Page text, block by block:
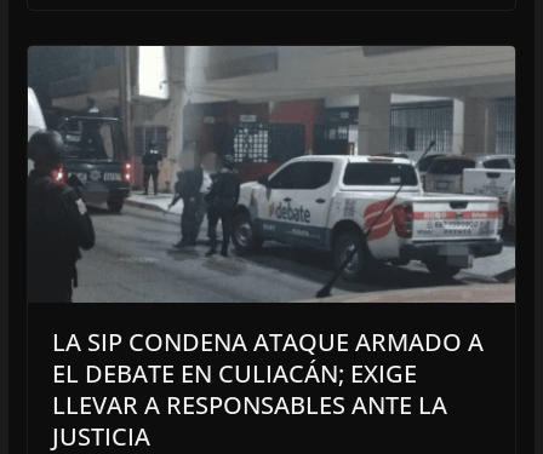
LA SIP CONDENA ATAQUE ARMADO A
EL DEBATE EN CULIACÁN; EXIGE
LLEVAR A RESPONSABLES ANTE LA
JUSTICIA